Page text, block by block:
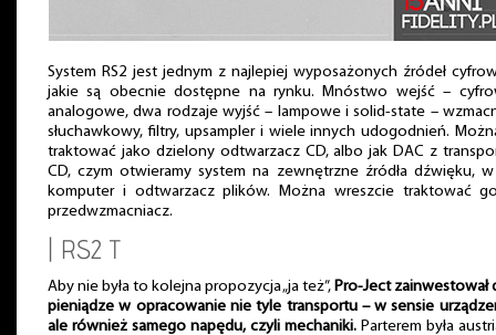
System RS2 jest jednym z najlepiej wyposażonych źródeł
jakie są obecnie dostępne na rynku. Mnóstwo wejść –
analogowe, dwa rodzaje wyjść – lampowe i solid-state –
słuchawkowy, filtry, upsampler i wiele innych udogodnień.
traktować jako dzielony odtwarzacz CD, albo jak DAC z
CD, czym otwieramy system na zewnętrzne źródła dźwięku,
komputer i odtwarzacz plików. Można wreszcie traktować
przedwzmacniacz.
| RS2 T
Aby nie była to kolejna propozycja „ja też”, Pro-Ject zainwestował
pieniądze w opracowanie nie tyle transportu – w sensie
ale również samego napędu, czyli mechaniki. Parterem była